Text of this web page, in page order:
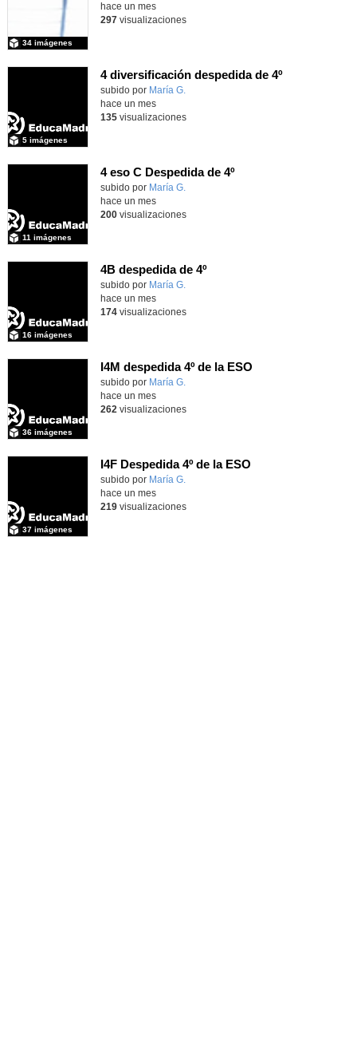
34 imágenes
hace un mes
297visualizaciones
4 diversificación despedida de 4º
Contenido educativo.
subido por María G.
5 imágenes
hace un mes
135visualizaciones
4 eso C Despedida de 4º
Contenido educativo.
subido por María G.
11 imágenes
hace un mes
200visualizaciones
4B despedida de 4º
Contenido educativo.
subido por María G.
16 imágenes
hace un mes
174visualizaciones
I4M despedida 4º de la ESO
subido por María G.
36 imágenes
hace un mes
262 visualizaciones
I4F Despedida 4º de la ESO
subido por María G.
37 imágenes
hace un mes
219visualizaciones